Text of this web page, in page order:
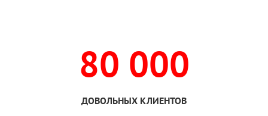
80 000
ДОВОЛЬНЫХ КЛИЕНТОВ